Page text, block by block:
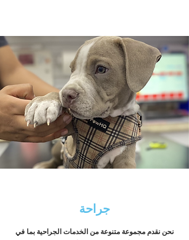
جراحة
نحن نقدم مجموعة متنوعة من الخدمات الجراحية بما في